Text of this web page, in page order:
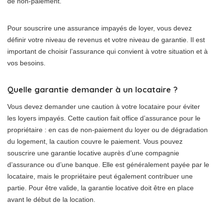
Pour souscrire une assurance impayés de loyer, vous devez
définir votre niveau de revenus et votre niveau de garantie. Il est
important de choisir l’assurance qui convient à votre situation et à
vos besoins.
Quelle garantie demander à un locataire ?
Vous devez demander une caution à votre locataire pour éviter
les loyers impayés. Cette caution fait office d’assurance pour le
propriétaire : en cas de non-paiement du loyer ou de dégradation
du logement, la caution couvre le paiement. Vous pouvez
souscrire une garantie locative auprès d’une compagnie
d’assurance ou d’une banque. Elle est généralement payée par le
locataire, mais le propriétaire peut également contribuer une
partie. Pour être valide, la garantie locative doit être en place
avant le début de la location.